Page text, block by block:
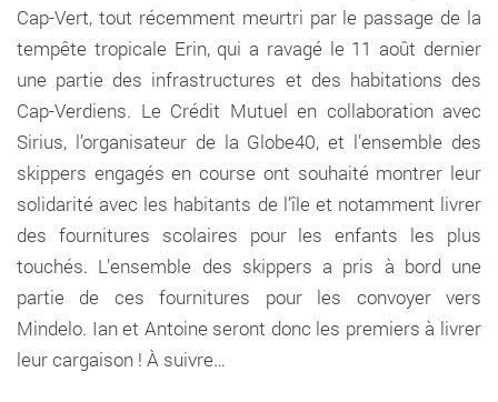
Cap-Vert, tout récemment meurtri par le passage de la
tempête tropicale Erin, qui a ravagé le 11 août dernier
une partie des infrastructures et des habitations des
Cap-Verdiens. Le Crédit Mutuel en collaboration avec
Sirius, l’organisateur de la Globe40, et l’ensemble des
skippers engagés en course ont souhaité montrer leur
solidarité avec les habitants de l’île et notamment livrer
des fournitures scolaires pour les enfants les plus
touchés. L’ensemble des skippers a pris à bord une
partie de ces fournitures pour les convoyer vers
Mindelo. Ian et Antoine seront donc les premiers à livrer
leur cargaison ! À suivre…